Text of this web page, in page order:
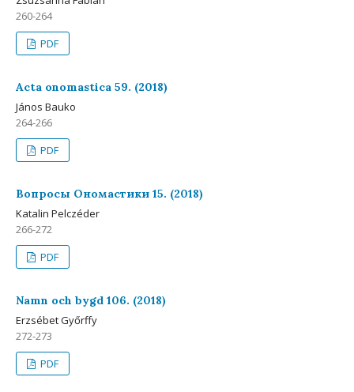
260-264
PDF
Acta onomastica 59. (2018)
János Bauko
264-266
PDF
Вопросы Ономастики 15. (2018)
Katalin Pelczéder
266-272
PDF
Namn och bygd 106. (2018)
Erzsébet Győrffy
272-273
PDF